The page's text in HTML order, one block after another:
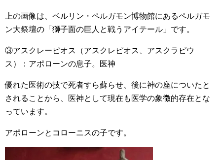
上の画像は、ベルリン・ペルガモン博物館にあるペルガモ
ン大祭壇の「獅子面の巨人と戦うアイテール」です。
③アスクレーピオス（アスクレピオス、アスクラピウ
ス）：アポローンの息子。医神
優れた医術の技で死者すら蘇らせ、後に神の座についたと
されることから、医神として現在も医学の象徴的存在とな
っています。
アポローンとコローニスの子です。